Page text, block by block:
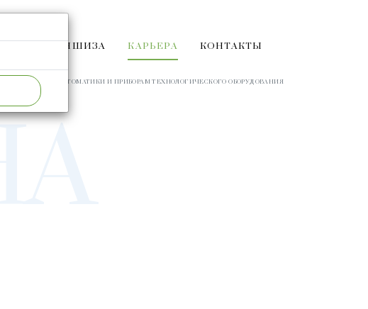
ФРАНШИЗА КАРЬЕРА КОНТАКТЫ
ПО СРЕДСТВАМ АВТОМАТИКИ И ПРИБОРАМ ТЕХНОЛОГИЧЕСКОГО ОБОРУДОВАНИЯ